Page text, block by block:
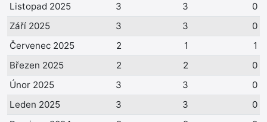
Listopad 2025
3 3
0
Září 2025
3 3
0
Červenec 2025
2 1
1
Březen 2025
2 2
0
Únor 2025
3 3
0
Leden 2025
3 3
0